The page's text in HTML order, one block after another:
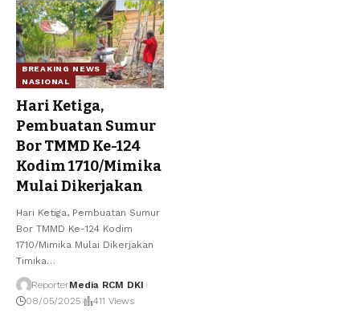
BREAKING NEWS
NASIONAL
Hari Ketiga,
Pembuatan Sumur
Bor TMMD Ke-124
Kodim 1710/Mimika
Mulai Dikerjakan
Hari Ketiga, Pembuatan Sumur
Bor TMMD Ke-124 Kodim
1710/Mimika Mulai Dikerjakan
Timika…
ReporterMedia RCM DKI
08/05/2025
411 Views